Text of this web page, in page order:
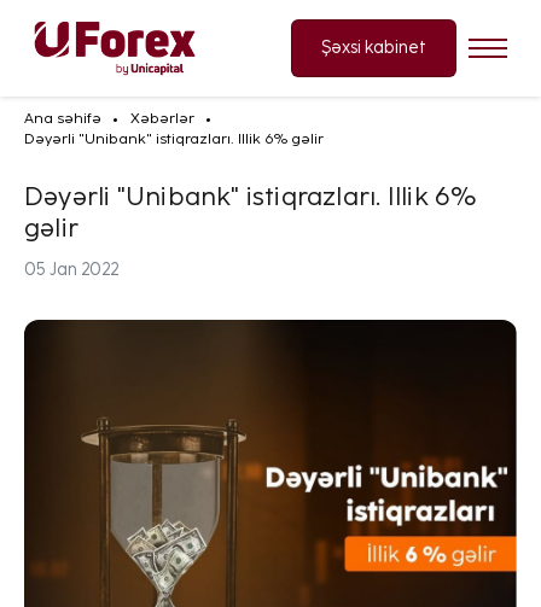
Şəxsi kabinet
Ana səhifə
Xəbərlər
Dəyərli "Unibank" istiqrazları. Illik 6% gəlir
Dəyərli "Unibank" istiqrazları. Illik 6%
gəlir
05 Jan 2022